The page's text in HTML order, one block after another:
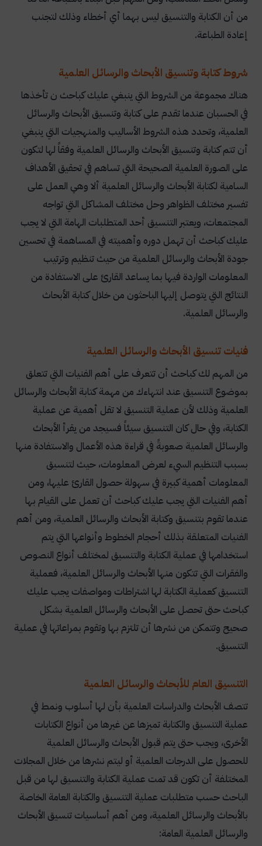
من أن الكتابة والتنسيق ليس بهما أي أخطاء وذلك لتجنب
إعادة الطباعة.
شروط كتابة وتنسيق الأبحاث والرسائل العلمية
هناك مجموعة من الشروط التي ينبغي عليك كباحث ن تأخذها
في الحسبان عندما تقدم على كتابة وتنسيق الأبحاث والرسائل
العلمية، وتحدد هذه الشروط الأساليب والمنهجيات التي ينبغي
أن تتم كتابة وتنسيق الأبحاث والرسائل العلمية وفقاً لها لتكون
على الصورة العلمية الصحيحة التي تساهم في تحقيق الأهداف
السامية لكتابة الأبحاث والرسائل العلمية ألا وهي العمل على
تفسير مختلف الظواهر وحل مختلف المشاكل التي تواجه
المجتمعات، ويعتبر التنسيق أحد المتطلبات الهامة التي لا يجب
عليك كباحث أن تهمل دوره وأهميته في المساهمة في تحسين
جودة الأبحاث والرسائل العلمية من حيث تنظيم وترتيب
المعلومات الواردة فيها بما يساعد القارئ على الاستفادة من
النتائج التي يتوصل إليها الباحثون من خلال كتابة الأبحاث
والرسائل العلمية.
فنيات تنسيق الأبحاث والرسائل العلمية
من المهم لك كباحث أن تتعرف على أهم الفنيات التي تتعلق
بموضوع التنسيق عند انتهاءك من مهمة كتابة الأبحاث والرسائل
العلمية وذلك لأن عملية التنسيق لا تقل أهمية عن عملية
الكتابة، وفي حال كان التنسيق سيئاً فسيجد من يقرأ الأبحاث
والرسائل العلمية صعوبةً في قراءة هذه الأعمال والاستفادة منها
بسبب التنظيم السيء لعرض المعلومات، حيث لتنسيق
المعلومات أهمية كبيرة في سهولة حصول القارئ عليها، ومن
أهم الفنيات التي يجب عليك كباحث أن تعمل على القيام بها
عندما تقوم بتنسيق وكتابة الأبحاث والرسائل العلمية، ومن أهم
الفنيات المتعلقة بذلك أحجام الخطوط وأنواعها التي يتم
استخدامها في عملية الكتابة والتنسيق لمختلف أنواع النصوص
والفقرات التي تتكون منها الأبحاث والرسائل العلمية، فعملية
التنسيق كعملية الكتابة لها اشتراطات ومواصفات يجب عليك
كباحث حتى تحصل على الأبحاث والرسائل العلمية بشكل
صحيح وتتمكن من نشرها أن تلتزم بها وتقوم بمراعاتها في عملية
التنسيق.
التنسيق العام للأبحاث والرسائل العلمية
تتصف الأبحاث والدراسات العلمية بأن لها أسلوب ونمط في
عملية التنسيق والكتابة تميزها عن غيرها من أنواع الكتابات
الأخرى، ويجب حتى يتم قبول الأبحاث والرسائل العلمية
للحصول على الدرجات العلمية أو ليتم نشرها من خلال المجلات
المختلفة أن تكون قد تمت عملية الكتابة والتنسيق لها من قبل
الباحث حسب متطلبات عملية التنسيق والكتابة العامة الخاصة
بالأبحاث والرسائل العلمية، ومن أهم أساسيات تنسيق الأبحاث
والرسائل العلمية العامة: